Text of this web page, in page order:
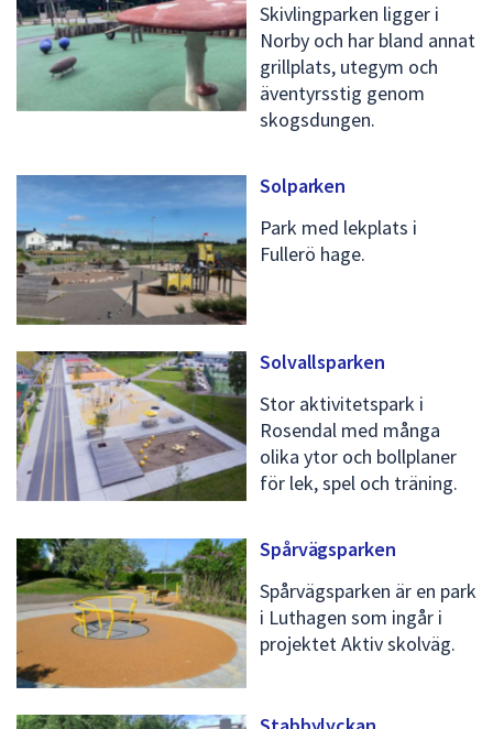
Skivlingparken ligger i
Norby och har bland annat
grillplats, utegym och
äventyrsstig genom
skogsdungen.
Solparken
Park med lekplats i
Fullerö hage.
Solvallsparken
Stor aktivitetspark i
Rosendal med många
olika ytor och bollplaner
för lek, spel och träning.
Spårvägsparken
Spårvägsparken är en park
i Luthagen som ingår i
projektet Aktiv skolväg.